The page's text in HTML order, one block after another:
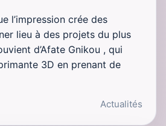
l’impression crée des
lieu à des projets du plus
d’Afate Gnikou , qui
3D en prenant de
Actualités